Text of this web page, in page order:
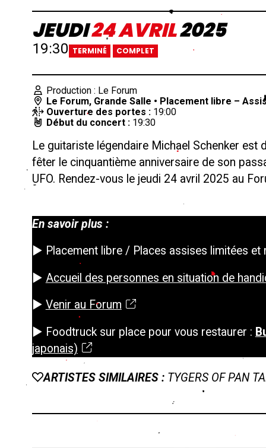
JEUDI24AVRIL2025
19:30 TERMINÉ COMPLET
Production : Le Forum
Le Forum, Grande Salle • Placement libre –
Ouverture des portes :19:00
Début du concert :19:30
Le guitariste légendaire Michael Schenker est
fêter le cinquantième anniversaire de son
UFO. Rendez-vous le jeudi 24 avril 2025 au
En savoir plus :
► Placement libre / Places assises limitées et
► Accueil des personnes en situation de
► Venir au Forum
► Foodtruck sur place pour vous restaurer :
japonais)
ARTISTES SIMILAIRES : TYGERS OF PAN